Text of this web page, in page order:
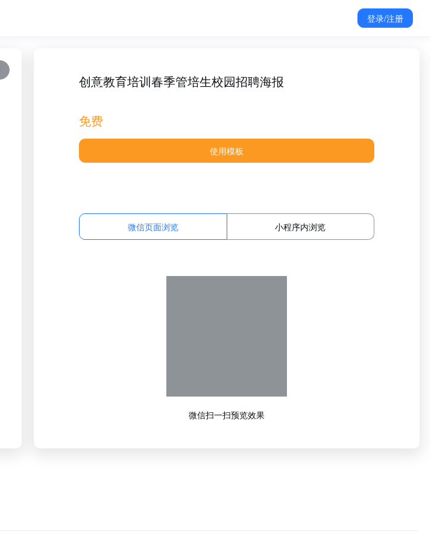
登录/注册
创意教育培训春季管培生校园招聘海报
免费
使用模板
微信页面浏览 小程序内浏览
微信扫一扫预览效果